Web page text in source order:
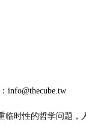
info@thecube.tw
临时性的哲学问题，